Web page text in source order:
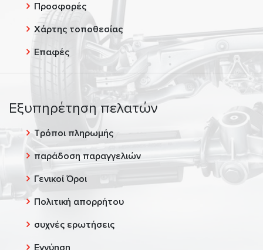
Προσφορές
Χάρτης τοποθεσίας
Επαφές
Εξυπηρέτηση πελατών
Τρόποι πληρωμής
παράδοση παραγγελιών
Γενικοί Όροι
Πολιτική απορρήτου
συχνές ερωτήσεις